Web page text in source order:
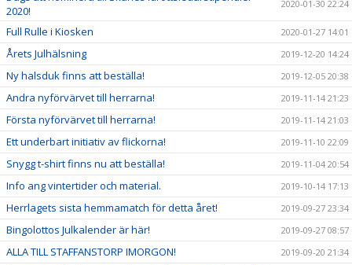
2020!
2020-01-30 22:24
Full Rulle i Kiosken 2020-01-27 14:01
Årets Julhälsning 2019-12-20 14:24
Ny halsduk finns att beställa! 2019-12-05 20:38
Andra nyförvärvet till herrarna! 2019-11-14 21:23
Första nyförvärvet till herrarna! 2019-11-14 21:03
Ett underbart initiativ av flickorna! 2019-11-10 22:09
Snygg t-shirt finns nu att beställa! 2019-11-04 20:54
Info ang vintertider och material. 2019-10-14 17:13
Herrlagets sista hemmamatch för detta året! 2019-09-27 23:34
Bingolottos Julkalender är här! 2019-09-27 08:57
ALLA TILL STAFFANSTORP IMORGON! 2019-09-20 21:34